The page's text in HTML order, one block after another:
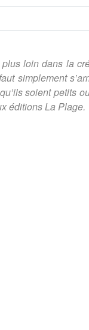
loin dans la
simplement
soient petits
éditions La Plage.